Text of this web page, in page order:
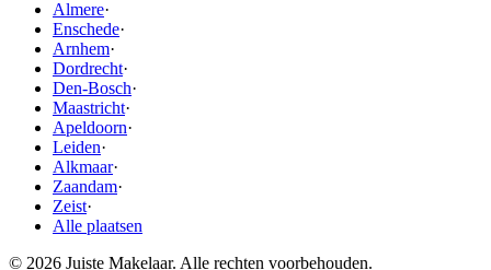
Almere·
Enschede·
Arnhem·
Dordrecht·
Den-Bosch·
Maastricht·
Apeldoorn·
Leiden·
Alkmaar·
Zaandam·
Zeist·
Alle plaatsen
© 2026 Juiste Makelaar. Alle rechten voorbehouden.